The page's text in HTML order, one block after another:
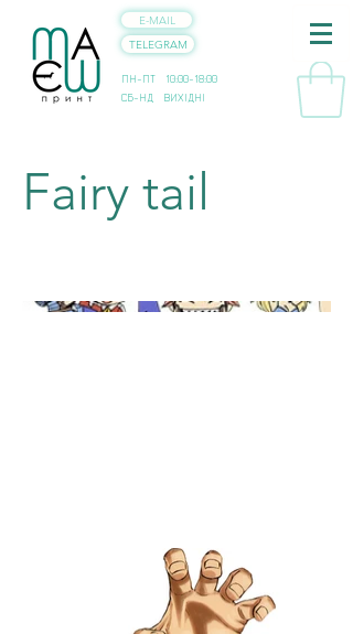
E-MAIL
TELEGRAM
ПН-ПТ 10:00-18:00
СБ-НД ВИХІДНІ
Fairy tail